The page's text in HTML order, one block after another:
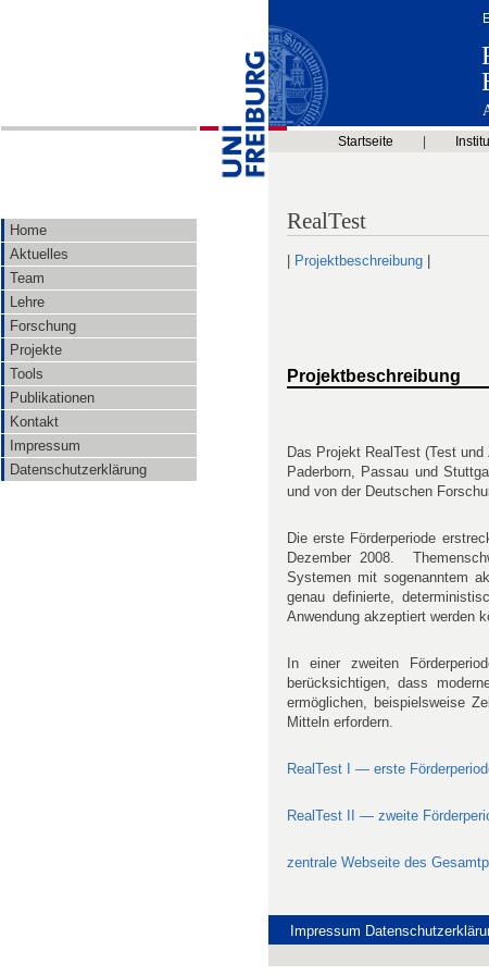
Home
Aktuelles
Team
Lehre
Forschung
Projekte
Tools
Publikationen
Kontakt
Impressum
Datenschutzerklärung
Startseite
RealTest
Projektbeschreibung
Projektbeschreibung
Das Projekt RealTest (Test
Paderborn, Passau und
und von der Deutschen
Die erste Förderperiode
Dezember 2008.
Systemen mit sogenanntem
genau definierte,
Anwendung akzeptiert werden
In einer zweiten
berücksichtigen, dass
ermöglichen, beispielsweise
Mitteln erfordern.
RealTest I — erste
RealTest II — zweite
zentrale Webseite des
Impressum